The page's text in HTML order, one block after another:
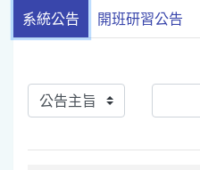
系統公告 開班研習公告